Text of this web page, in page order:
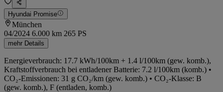
Hyundai Promise
München
04/2024 6.000 km 265 PS
mehr Details
Energieverbrauch: 17.7 kWh/100km + 1.4 l/100km (gew. komb.),
Kraftstoffverbrauch bei entladener Batterie: 7.2 l/100km (komb.) •
CO₂-Emissionen: 31 g CO₂/km (gew. komb.) • CO₂-Klasse: B
(gew. komb.), F (entladen, komb.)